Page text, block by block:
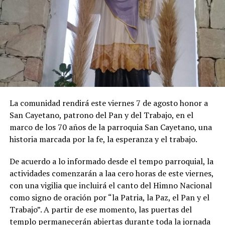
La comunidad rendirá este viernes 7 de agosto honor a
San Cayetano, patrono del Pan y del Trabajo, en el
marco de los 70 años de la parroquia San Cayetano, una
historia marcada por la fe, la esperanza y el trabajo.
De acuerdo a lo informado desde el tempo parroquial, la
actividades comenzarán a laa cero horas de este viernes,
con una vigilia que incluirá el canto del Himno Nacional
como signo de oración por “la Patria, la Paz, el Pan y el
Trabajo”. A partir de ese momento, las puertas del
templo permanecerán abiertas durante toda la jornada